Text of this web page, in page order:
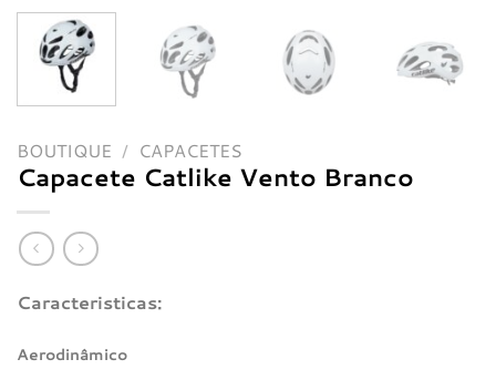
BOUTIQUE / CAPACETES
Capacete Catlike Vento Branco
Caracteristicas:
Aerodinâmico